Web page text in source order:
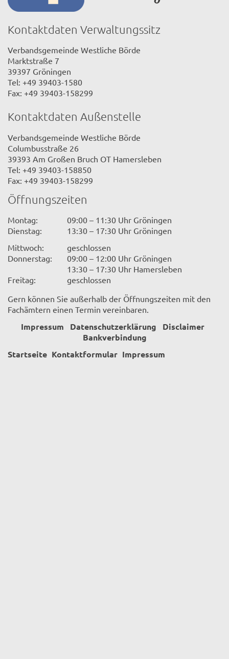
Kontaktdaten Verwaltungssitz
Verbandsgemeinde Westliche Börde
Marktstraße 7
39397 Gröningen
Tel: +49 39403-1580
Fax: +49 39403-158299
Kontaktdaten Außenstelle
Verbandsgemeinde Westliche Börde
Columbusstraße 26
39393 Am Großen Bruch OT Hamersleben
Tel: +49 39403-158850
Fax: +49 39403-158299
Öffnungszeiten
Montag:
09:00 – 11:30 Uhr Gröningen
Dienstag:
13:30 – 17:30 Uhr Gröningen
Mittwoch:
geschlossen
Donnerstag:
09:00 – 12:00 Uhr Gröningen
13:30 – 17:30 Uhr Hamersleben
Freitag:
geschlossen
Gern können Sie außerhalb der Öffnungszeiten mit den
Fachämtern einen Termin vereinbaren.
Impressum Datenschutzerklärung
Disclaimer
Bankverbindung
Startseite Kontaktformular Impressum